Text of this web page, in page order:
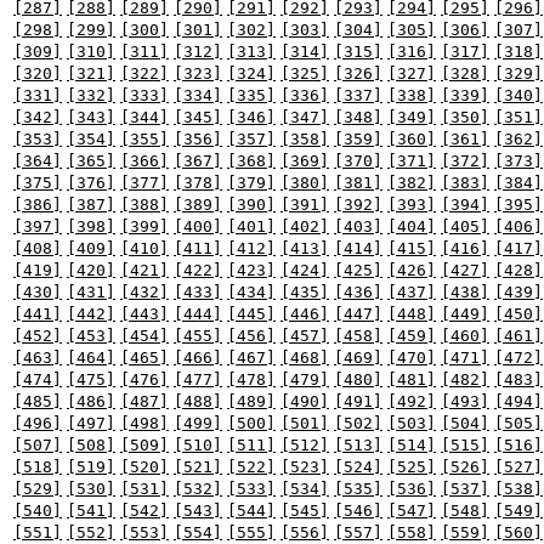
[287] [288] [289] [290] [291] [292] [293] [294] [295]
[296]
[298]
[299] [300] [301] [302] [303] [304] [305] [306]
[307]
[309]
[310] [311] [312] [313] [314] [315] [316] [317]
[318]
[320]
[321] [322] [323] [324] [325] [326] [327] [328]
[329]
[331]
[332] [333] [334] [335] [336] [337] [338] [339]
[340]
[342]
[343] [344] [345] [346] [347] [348] [349] [350]
[351]
[353]
[354] [355] [356] [357] [358] [359] [360] [361]
[362]
[364]
[365] [366] [367] [368] [369] [370] [371] [372]
[373]
[375]
[376] [377] [378] [379] [380] [381] [382] [383]
[384]
[386]
[387] [388] [389] [390] [391] [392] [393] [394]
[395]
[397]
[398] [399] [400] [401] [402] [403] [404] [405]
[406]
[408]
[409] [410] [411] [412] [413] [414] [415] [416]
[417]
[419]
[420] [421] [422] [423] [424] [425] [426] [427]
[428]
[430]
[431] [432] [433] [434] [435] [436] [437] [438]
[439]
[441]
[442] [443] [444] [445] [446] [447] [448] [449]
[450]
[452]
[453] [454] [455] [456] [457] [458] [459] [460]
[461]
[463]
[464] [465] [466] [467] [468] [469] [470] [471]
[472]
[474]
[475] [476] [477] [478] [479] [480] [481] [482]
[483]
[485]
[486] [487] [488] [489] [490] [491] [492] [493]
[494]
[496]
[497] [498] [499] [500] [501] [502] [503] [504]
[505]
[507]
[508] [509] [510] [511] [512] [513] [514] [515]
[516]
[518]
[519] [520] [521] [522] [523] [524] [525] [526]
[527]
[529]
[530] [531] [532] [533] [534] [535] [536] [537]
[538]
[540]
[541] [542] [543] [544] [545] [546] [547] [548]
[549]
[551]
[552] [553] [554] [555] [556] [557] [558] [559] [560]